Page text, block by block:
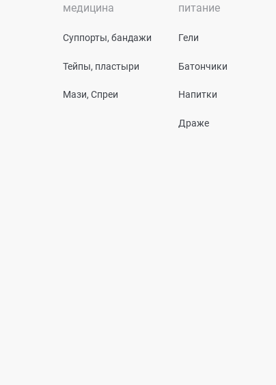
медицина
Суппорты, бандажи
Тейпы, пластыри
Мази, Спреи
питание
Гели
Батончики
Напитки
Драже